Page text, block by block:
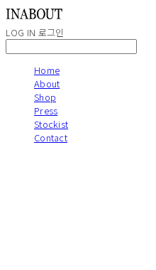
LOG IN 로그인
Home
About
Shop
Press
Stockist
Contact